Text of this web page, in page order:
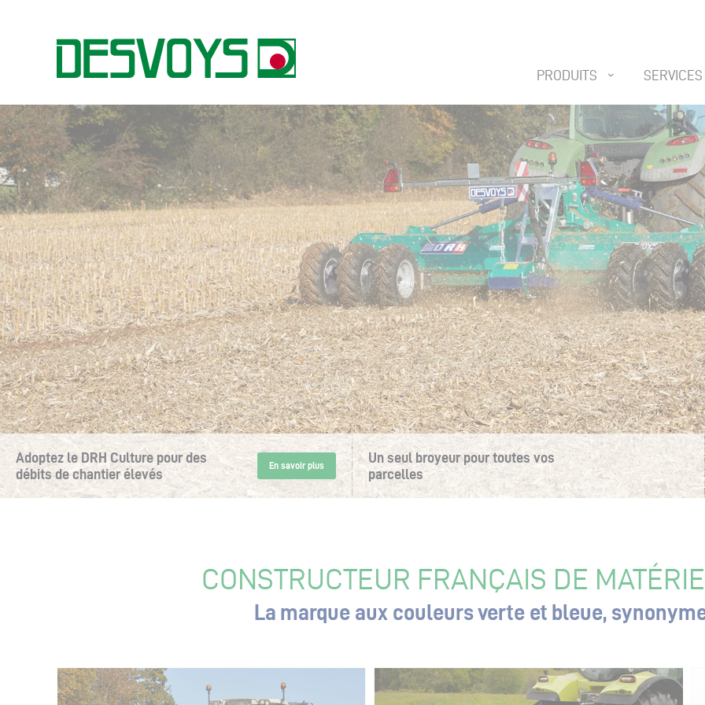
PRODUITS SERVICES
Adoptez le DRH Culture pour des
débits de chantier élevés
Un seul broyeur pour toutes vos
parcelles
En savoir plus
CONSTRUCTEUR FRANÇAIS DE
La marque aux couleurs verte et bleue,